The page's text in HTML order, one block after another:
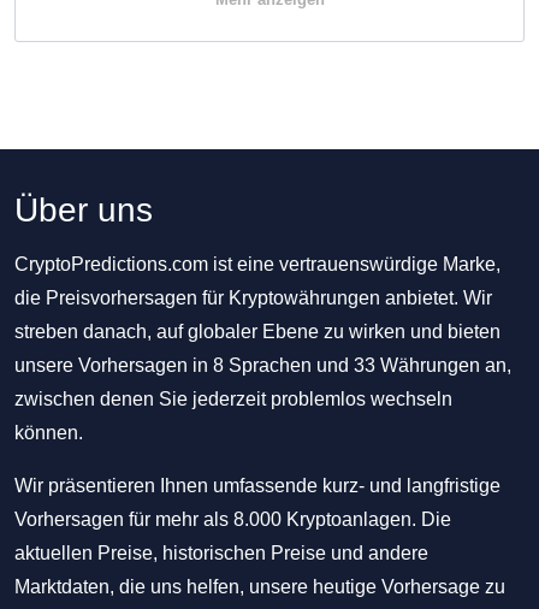
Über uns
CryptoPredictions.com ist eine vertrauenswürdige Marke,
die Preisvorhersagen für Kryptowährungen anbietet. Wir
streben danach, auf globaler Ebene zu wirken und bieten
unsere Vorhersagen in 8 Sprachen und 33 Währungen an,
zwischen denen Sie jederzeit problemlos wechseln
können.
Wir präsentieren Ihnen umfassende kurz- und langfristige
Vorhersagen für mehr als 8.000 Kryptoanlagen. Die
aktuellen Preise, historischen Preise und andere
Marktdaten, die uns helfen, unsere heutige Vorhersage zu